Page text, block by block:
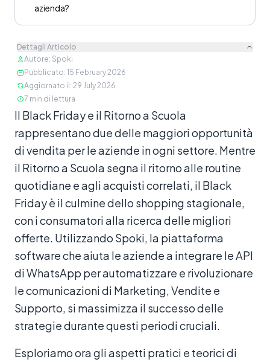
azienda?
Dettagli Articolo
Autore: Spoki
Pubblicato: 15 February 2026
Aggiornato il : 29 July 2026
7 min di lettura
Contenuto
Il Black Friday e il Ritorno a Scuola
rappresentano due delle maggiori opportunità
di vendita per le aziende in ogni settore. Mentre
il Ritorno a Scuola segna il ritorno alle routine
quotidiane e agli acquisti correlati, il Black
Friday è il culmine dello shopping stagionale,
con i consumatori alla ricerca delle migliori
offerte. Utilizzando Spoki, la piattaforma
software che aiuta le aziende a integrare le API
di WhatsApp per automatizzare e rivoluzionare
le comunicazioni di Marketing, Vendite e
Supporto, si massimizza il successo delle
strategie durante questi periodi cruciali.
Esploriamo ora gli aspetti pratici e teorici di